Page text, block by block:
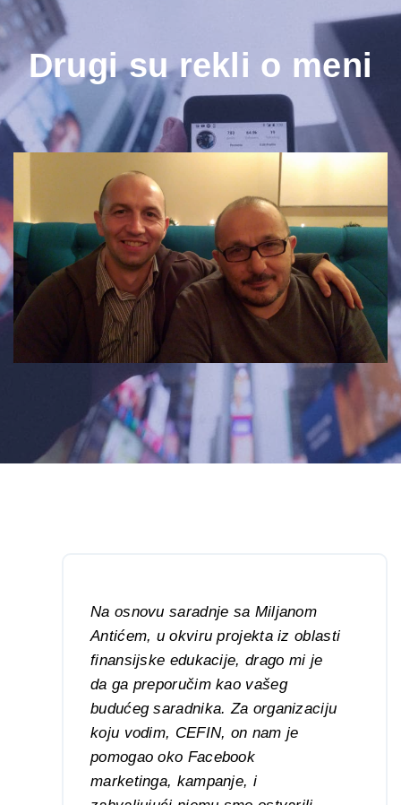
Drugi su rekli o meni
Na osnovu saradnje sa Miljanom
Antićem, u okviru projekta iz oblasti
finansijske edukacije, drago mi je
da ga preporučim kao vašeg
budućeg saradnika. Za organizaciju
koju vodim, CEFIN, on nam je
pomogao oko Facebook
marketinga, kampanje, i